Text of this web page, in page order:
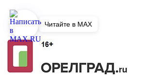
Читайте в MAX